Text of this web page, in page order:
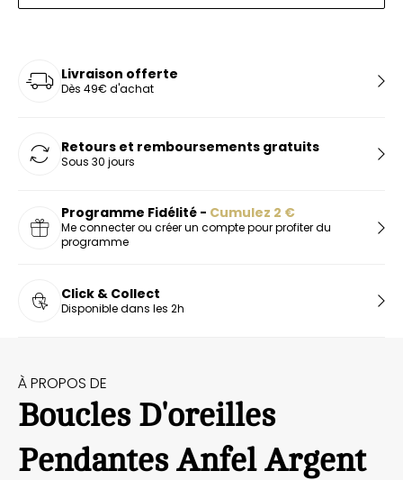
Livraison offerte
Dès 49€ d'achat
Retours et remboursements gratuits
Sous 30 jours
Programme Fidélité - Cumulez 2 €
Me connecter ou créer un compte pour profiter du
programme
Click & Collect
Disponible dans les 2h
À PROPOS DE
Boucles D'oreilles
Pendantes Anfel Argent